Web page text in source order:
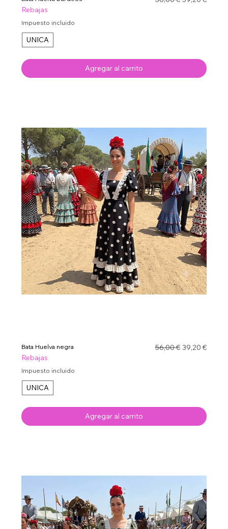
Rebajas
Impuesto incluido
UNICA
Agregar al carrito
Bata Huelva negra Precio
56,00 € Precio de
39,20 €
Rebajas
Impuesto incluido
UNICA
Agregar al carrito